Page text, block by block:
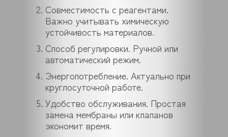
Совместимость с реагентами.
Важно учитывать химическую
устойчивость материалов.
Способ регулировки. Ручной или
автоматический режим.
Энергопотребление. Актуально при
круглосуточной работе.
Удобство обслуживания. Простая
замена мембраны или клапанов
экономит время.